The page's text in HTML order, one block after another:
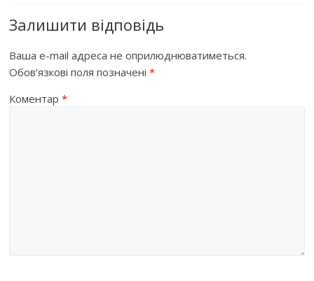
Залишити відповідь
Ваша e-mail адреса не оприлюднюватиметься.
Обов’язкові поля позначені*
Коментар*